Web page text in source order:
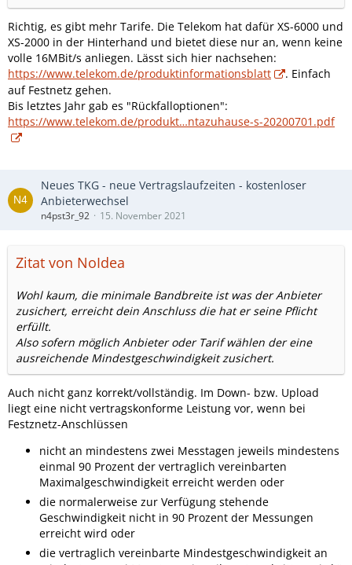
Richtig, es gibt mehr Tarife. Die Telekom hat dafür XS-6000 und
XS-2000 in der Hinterhand und bietet diese nur an, wenn keine
volle 16MBit/s anliegen. Lässt sich hier nachsehen:
https://www.telekom.de/produktinformationsblatt
. Einfach
auf Festnetz gehen.
Bis letztes Jahr gab es "Rückfalloptionen":
https://www.telekom.de/produkt…ntazuhause-s-20200701.pdf
Neues TKG - neue Vertragslaufzeiten - kostenloser
Anbieterwechsel
n4pst3r_92 15. November 2021
Zitat von NoIdea
Wohl kaum, die minimale Bandbreite ist was der Anbieter
zusichert, erreicht dein Anschluss die hat er seine Pflicht
erfüllt.
Also sofern möglich Anbieter oder Tarif wählen der eine
ausreichende Mindestgeschwindigkeit zusichert.
Auch nicht ganz korrekt/vollständig. Im Down- bzw. Upload
liegt eine nicht vertragskonforme Leistung vor, wenn bei
Festznetz-Anschlüssen
nicht an mindestens zwei Messtagen jeweils mindestens
einmal 90 Prozent der vertraglich vereinbarten
Maximalgeschwindigkeit erreicht werden oder
die normalerweise zur Verfügung stehende
Geschwindigkeit nicht in 90 Prozent der Messungen
erreicht wird oder
die vertraglich vereinbarte Mindestgeschwindigkeit an